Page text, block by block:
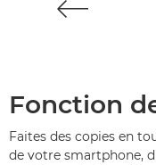
Fonction
Faites des copies en
de votre smartphone,